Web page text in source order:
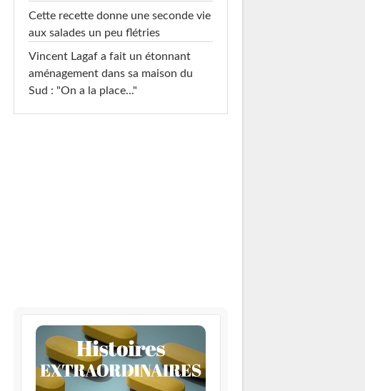
Cette recette donne une seconde vie
aux salades un peu flétries
Vincent Lagaf a fait un étonnant
aménagement dans sa maison du
Sud : "On a la place..."